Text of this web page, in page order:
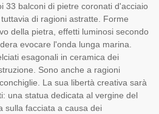
33 balconi di pietre coronati d'acciaio
di ragioni astratte. Forme
della pietra, effetti luminosi secondo
evocare l'onda lunga marina.
esagonali in ceramica dei
Sono anche a ragioni
La sua libertà creativa sarà
una statua dedicata al vergine del
sulla facciata a causa dei